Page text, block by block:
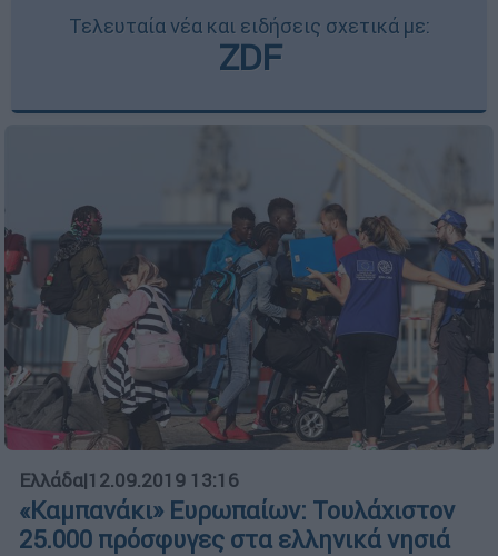
Τελευταία νέα και ειδήσεις σχετικά με:
ZDF
Ελλάδα|12.09.2019 13:16
«Καμπανάκι» Ευρωπαίων: Τουλάχιστον
25.000 πρόσφυγες στα ελληνικά νησιά